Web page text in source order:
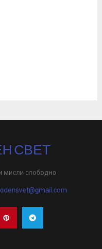
СВЕТ
мисли слободно